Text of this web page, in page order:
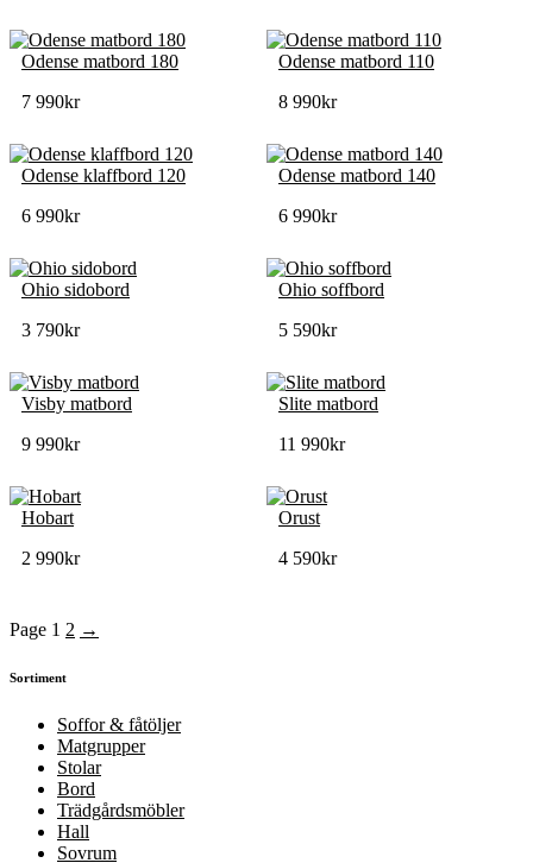
Odense matbord 180
7 990kr
Odense matbord 110
8 990kr
Odense klaffbord 120
6 990kr
Odense matbord 140
6 990kr
Ohio sidobord
3 790kr
Ohio soffbord
5 590kr
Visby matbord
9 990kr
Slite matbord
11 990kr
Hobart
2 990kr
Orust
4 590kr
Page 1 2 →
Sortiment
Soffor & fåtöljer
Matgrupper
Stolar
Bord
Trädgårdsmöbler
Hall
Sovrum